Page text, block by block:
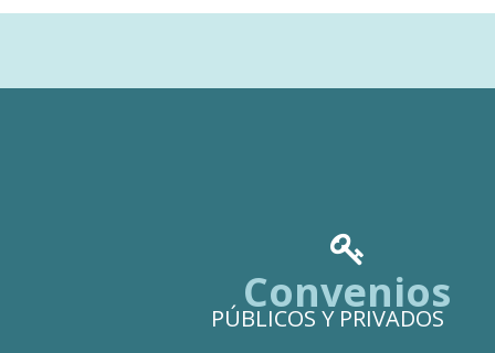
Convenios
PÚBLICOS Y PRIVADOS
